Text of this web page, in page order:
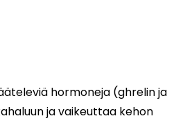
hormoneja (ghrelin ja
ja vaikeuttaa kehon